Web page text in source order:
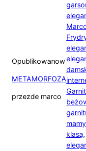
Opublikowanow
METAMORFOZA
przezde marco
klasą,